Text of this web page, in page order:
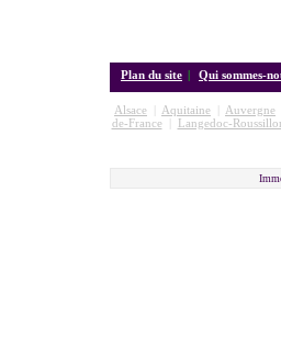
Plan du site | Qui sommes-
Alsace Aquitaine Auvergne
de-France| Langedoc-